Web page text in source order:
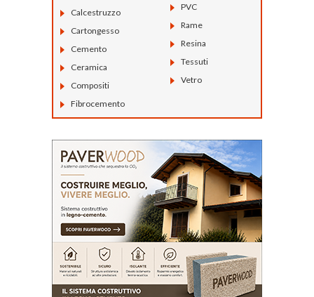
Calcestruzzo
Cartongesso
Cemento
Ceramica
Compositi
Fibrocemento
PVC
Rame
Resina
Tessuti
Vetro